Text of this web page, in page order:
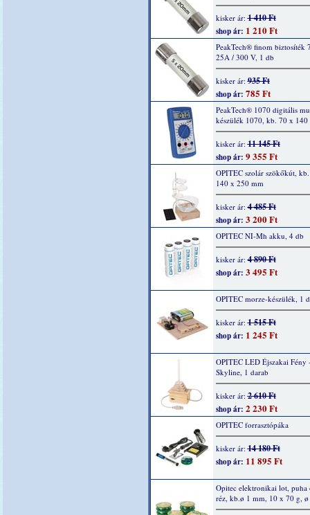
kisker ár:1 410 Ft
shop ár: 1 210 Ft
PeakTech® finom biztosíték
25A / 300 V, 1 db
kisker ár:935 Ft
shop ár: 785 Ft
PeakTech® 1070 digitális
készülék 1070, kb. 70 x
kisker ár:11 145 Ft
shop ár: 9 355 Ft
OPITEC szolár szökőkút,
140 x 250 mm
kisker ár:4 485 Ft
shop ár: 3 200 Ft
OPITEC NI-Mh akku, 4 db
kisker ár:4 890 Ft
shop ár: 3 495 Ft
OPITEC morze-készülék, 1
kisker ár:1 515 Ft
shop ár: 1 245 Ft
OPITEC LED Éjszakai Fény
Skyline, 1 darab
kisker ár:2 610 Ft
shop ár: 2 230 Ft
OPITEC forrasztópáka
kisker ár:14 180 Ft
shop ár: 11 895 Ft
Opitec elektronikai lot, puha
réz, kb.ø 1 mm, 10 x 70 g,